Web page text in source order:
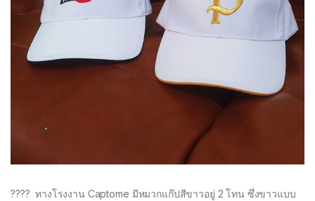
???? ทางโรงงาน Captome มีหมวกแก๊ปสีขาวอยู่ 2 โทน ซึ่งขาวแบบ